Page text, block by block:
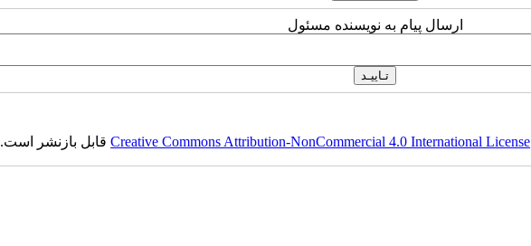
ارسال پیام به نویسنده مسئول
Creative Commons Attribution-NonCommercial 4.0 International Licenseقابل بازنشر است.